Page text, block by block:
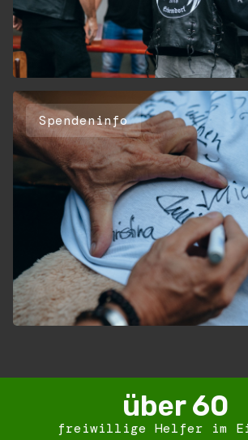
Spendeninfo
freiwillige Helfer im
über 60